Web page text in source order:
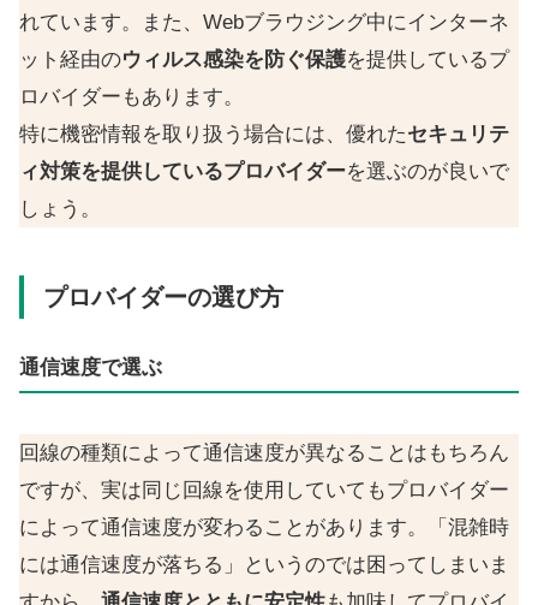
れています。また、Webブラウジング中にインターネ
ット経由のウィルス感染を防ぐ保護を提供しているプ
ロバイダーもあります。
特に機密情報を取り扱う場合には、優れたセキュリテ
ィ対策を提供しているプロバイダーを選ぶのが良いで
しょう。
プロバイダーの選び方
通信速度で選ぶ
回線の種類によって通信速度が異なることはもちろん
ですが、実は同じ回線を使用していてもプロバイダー
によって通信速度が変わることがあります。「混雑時
には通信速度が落ちる」というのでは困ってしまいま